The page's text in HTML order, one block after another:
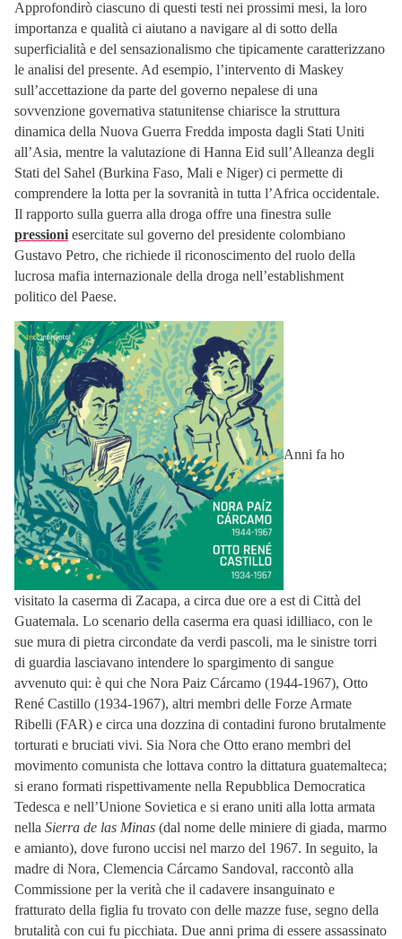
Approfondirò ciascuno di questi testi nei prossimi mesi, la loro
importanza e qualità ci aiutano a navigare al di sotto della
superficialità e del sensazionalismo che tipicamente caratterizzano
le analisi del presente. Ad esempio, l’intervento di Maskey
sull’accettazione da parte del governo nepalese di una
sovvenzione governativa statunitense chiarisce la struttura
dinamica della Nuova Guerra Fredda imposta dagli Stati Uniti
all’Asia, mentre la valutazione di Hanna Eid sull’Alleanza degli
Stati del Sahel (Burkina Faso, Mali e Niger) ci permette di
comprendere la lotta per la sovranità in tutta l’Africa occidentale.
Il rapporto sulla guerra alla droga offre una finestra sulle
pressioni esercitate sul governo del presidente colombiano
Gustavo Petro, che richiede il riconoscimento del ruolo della
lucrosa mafia internazionale della droga nell’establishment
politico del Paese.
Anni fa ho
visitato la caserma di Zacapa, a circa due ore a est di Città del
Guatemala. Lo scenario della caserma era quasi idilliaco, con le
sue mura di pietra circondate da verdi pascoli, ma le sinistre torri
di guardia lasciavano intendere lo spargimento di sangue
avvenuto qui: è qui che Nora Paiz Cárcamo (1944-1967), Otto
René Castillo (1934-1967), altri membri delle Forze Armate
Ribelli (FAR) e circa una dozzina di contadini furono brutalmente
torturati e bruciati vivi. Sia Nora che Otto erano membri del
movimento comunista che lottava contro la dittatura guatemalteca;
si erano formati rispettivamente nella Repubblica Democratica
Tedesca e nell’Unione Sovietica e si erano uniti alla lotta armata
nella Sierra de las Minas (dal nome delle miniere di giada, marmo
e amianto), dove furono uccisi nel marzo del 1967. In seguito, la
madre di Nora, Clemencia Cárcamo Sandoval, raccontò alla
Commissione per la verità che il cadavere insanguinato e
fratturato della figlia fu trovato con delle mazze fuse, segno della
brutalità con cui fu picchiata. Due anni prima di essere assassinato